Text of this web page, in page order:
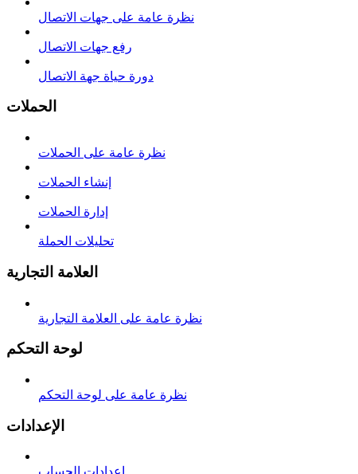
نظرة عامة على جهات الاتصال
رفع جهات الاتصال
دورة حياة جهة الاتصال
الحملات
نظرة عامة على الحملات
إنشاء الحملات
إدارة الحملات
تحليلات الحملة
العلامة التجارية
نظرة عامة على العلامة التجارية
لوحة التحكم
نظرة عامة على لوحة التحكم
الإعدادات